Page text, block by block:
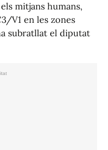
mitjans humans,
V1 en les zones
subratllat el diputat